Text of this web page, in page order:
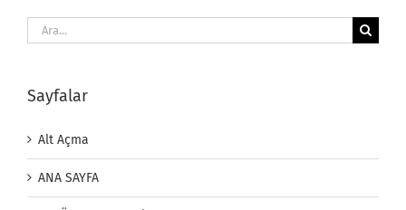
Ara:
Sayfalar
Alt Açma
ANA SAYFA